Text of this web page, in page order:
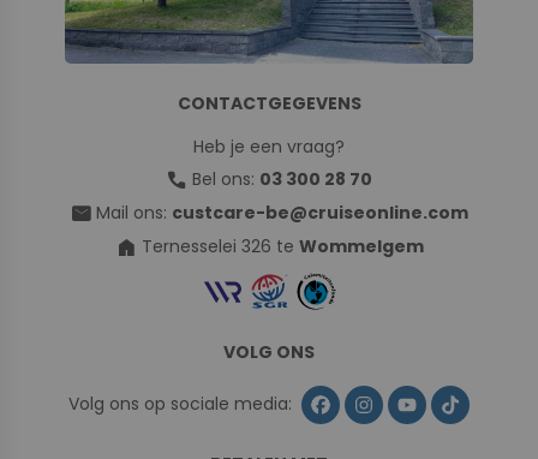
CONTACTGEGEVENS
Heb je een vraag?
call Bel ons: 03 300 28 70
mail Mail ons: custcare-be@cruiseonline.com
home Ternesselei 326 te Wommelgem
VOLG ONS
Volg ons op sociale media: